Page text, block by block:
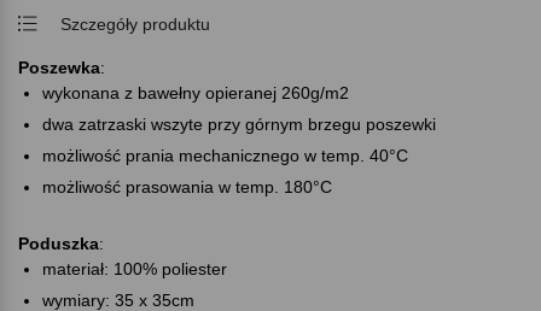
Szczegóły produktu
Poszewka:
wykonana z bawełny opieranej 260g/m2
dwa zatrzaski wszyte przy górnym brzegu poszewki
możliwość prania mechanicznego w temp. 40°C
możliwość prasowania w temp. 180°C
Poduszka:
materiał: 100% poliester
wymiary: 35 x 35cm